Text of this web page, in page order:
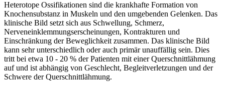
Heterotope Ossifikationen sind die krankhafte Formation von
Knochensubstanz in Muskeln und den umgebenden Gelenken. Das
klinische Bild setzt sich aus Schwellung, Schmerz,
Nerveneinklemmungserscheinungen, Kontrakturen und
Einschränkung der Beweglichkeit zusammen. Das klinische Bild
kann sehr unterschiedlich oder auch primär unauffällig sein. Dies
tritt bei etwa 10 - 20 % der Patienten mit einer Querschnittlähmung
auf und ist abhängig von Geschlecht, Begleitverletzungen und der
Schwere der Querschnittlähmung.